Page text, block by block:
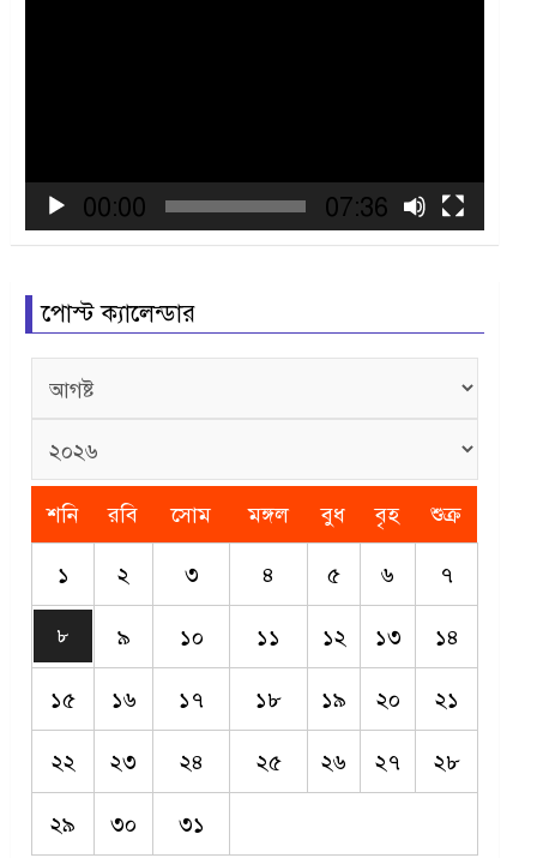
00:00 07:36
পোস্ট ক্যালেন্ডার
শনি রবি সোম মঙ্গল বুধ বৃহ
শুক্র
১
২ ৩ ৪ ৫ ৬ ৭
৮ ৯ ১০ ১১ ১২ ১৩
১৪
১৫
১৬ ১৭ ১৮ ১৯ ২০
২১
২২
২৩ ২৪ ২৫ ২৬ ২৭
২৮
২৯
৩০ ৩১